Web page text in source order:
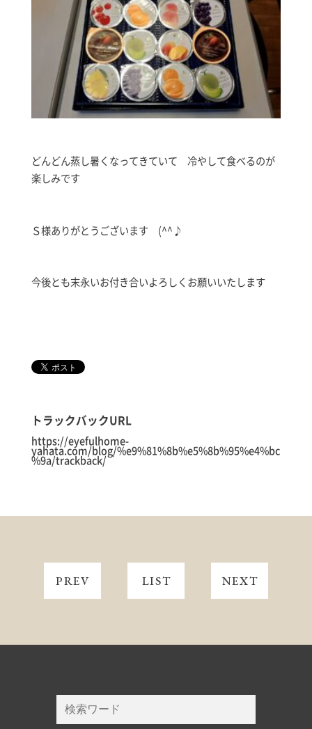
どんどん蒸し暑くなってきていて 冷やして食べるのが
楽しみです
Ｓ様ありがとうございます (^^♪
今後とも末永いお付き合いよろしくお願いいたします
トラックバックURL
https://eyefulhome-
yahata.com/blog/%e9%81%8b%e5%8b%95%e4%bc
%9a/trackback/
PREV LIST NEXT